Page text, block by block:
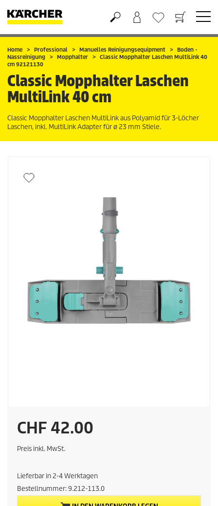
Warenkorb
Wunschliste
Home Professional Manuelles Reinigungsequipment
Boden -
Nassreinigung
Mopphalter
Classic Mopphalter Laschen MultiLink 40
cm 92121130
Classic Mopphalter Laschen
MultiLink 40 cm
Classic Mopphalter Laschen MultiLink aus Polyamid für 3-Löcher
Laschen, inkl. MultiLink Adapter für ø 23 mm Stiele.
A
k
u
CHF 42.00
Preis inkl. MwSt.
Lieferbar in 2-4 Werktagen
Bestellnummer:9.212-113.0